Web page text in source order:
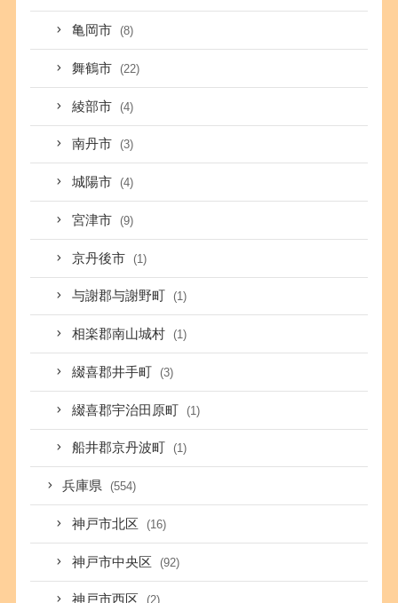
亀岡市 (8)
舞鶴市 (22)
綾部市 (4)
南丹市 (3)
城陽市 (4)
宮津市 (9)
京丹後市 (1)
与謝郡与謝野町 (1)
相楽郡南山城村 (1)
綴喜郡井手町 (3)
綴喜郡宇治田原町 (1)
船井郡京丹波町 (1)
兵庫県 (554)
神戸市北区 (16)
神戸市中央区 (92)
神戸市西区 (2)